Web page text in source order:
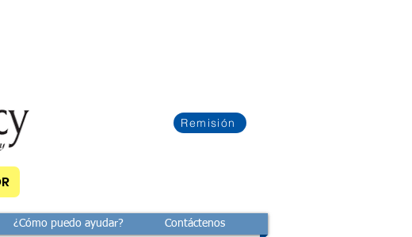
Remisión
¿Cómo puedo ayudar? Contáctenos